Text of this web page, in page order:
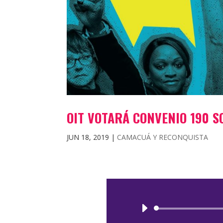
OIT VOTARÁ CONVENIO 190
JUN 18, 2019 | CAMACUÁ Y RECONQUISTA